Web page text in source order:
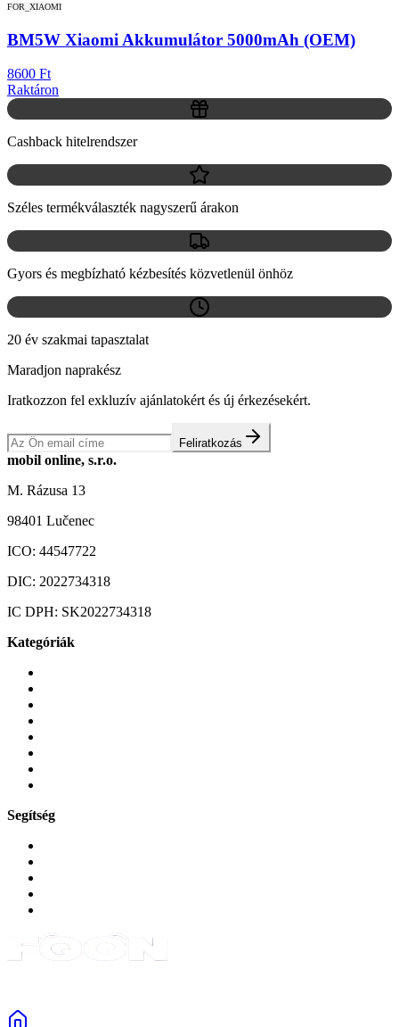
FOR_XIAOMI
BM5W Xiaomi Akkumulátor 5000mAh (OEM)
8600 Ft
Raktáron
Cashback hitelrendszer
Széles termékválaszték nagyszerű árakon
Gyors és megbízható kézbesítés közvetlenül önhöz
20 év szakmai tapasztalat
Maradjon naprakész
Iratkozzon fel exkluzív ajánlatokért és új érkezésekért.
Feliratkozás
mobil online, s.r.o.
M. Rázusa 13
98401 Lučenec
ICO: 44547722
DIC: 2022734318
IC DPH: SK2022734318
Kategóriák
Segítség